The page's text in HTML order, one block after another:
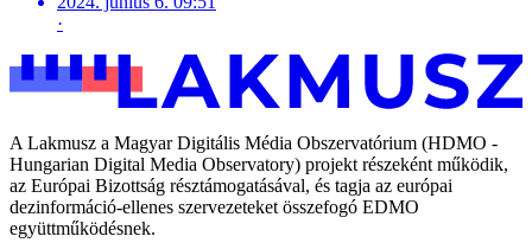
·
A Lakmusz a Magyar Digitális Média Obszervatórium (HDMO -
Hungarian Digital Media Observatory) projekt részeként működik,
az Európai Bizottság résztámogatásával, és tagja az európai
dezinformáció-ellenes szervezeteket összefogó EDMO
együttműködésnek.